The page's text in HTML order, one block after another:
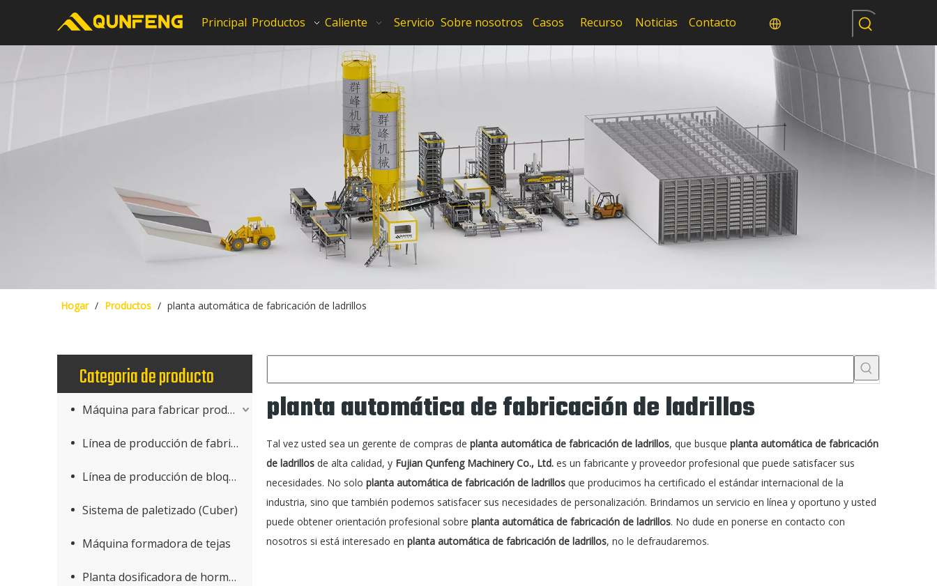
Principal Productos Caliente Servicio Sobre nosotros Casos Recurso Noticias Contacto
Hogar / Productos / planta automática de fabricación de ladrillos
Categoria de producto
Máquina para fabricar productos de hormigón
Línea de producción de fabricación de bloques
Línea de producción de bloques AAC
Sistema de paletizado (Cuber)
Máquina formadora de tejas
Planta dosificadora de hormigón
planta automática de fabricación de ladrillos
Tal vez usted sea un gerente de compras de planta automática de fabricación de ladrillos, que busque planta automática de fabricación
de ladrillos de alta calidad, y Fujian Qunfeng Machinery Co., Ltd. es un fabricante y proveedor profesional que puede satisfacer sus
necesidades. No solo planta automática de fabricación de ladrillos que producimos ha certificado el estándar internacional de la
industria, sino que también podemos satisfacer sus necesidades de personalización. Brindamos un servicio en línea y oportuno y usted
puede obtener orientación profesional sobre planta automática de fabricación de ladrillos. No dude en ponerse en contacto con
nosotros si está interesado en planta automática de fabricación de ladrillos, no le defraudaremos.